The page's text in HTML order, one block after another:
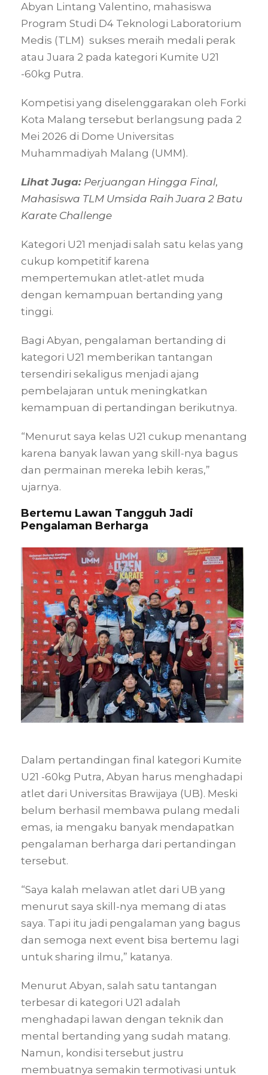
Abyan Lintang Valentino, mahasiswa
Program Studi D4 Teknologi Laboratorium
Medis (TLM) sukses meraih medali perak
atau Juara 2 pada kategori Kumite U21
-60kg Putra.
Kompetisi yang diselenggarakan oleh Forki
Kota Malang tersebut berlangsung pada 2
Mei 2026 di Dome Universitas
Muhammadiyah Malang (UMM).
Lihat Juga: Perjuangan Hingga Final,
Mahasiswa TLM Umsida Raih Juara 2 Batu
Karate Challenge
Kategori U21 menjadi salah satu kelas yang
cukup kompetitif karena
mempertemukan atlet-atlet muda
dengan kemampuan bertanding yang
tinggi.
Bagi Abyan, pengalaman bertanding di
kategori U21 memberikan tantangan
tersendiri sekaligus menjadi ajang
pembelajaran untuk meningkatkan
kemampuan di pertandingan berikutnya.
“Menurut saya kelas U21 cukup menantang
karena banyak lawan yang skill-nya bagus
dan permainan mereka lebih keras,”
ujarnya.
Bertemu Lawan Tangguh Jadi
Pengalaman Berharga
Dalam pertandingan final kategori Kumite
U21 -60kg Putra, Abyan harus menghadapi
atlet dari Universitas Brawijaya (UB). Meski
belum berhasil membawa pulang medali
emas, ia mengaku banyak mendapatkan
pengalaman berharga dari pertandingan
tersebut.
“Saya kalah melawan atlet dari UB yang
menurut saya skill-nya memang di atas
saya. Tapi itu jadi pengalaman yang bagus
dan semoga next event bisa bertemu lagi
untuk sharing ilmu,” katanya.
Menurut Abyan, salah satu tantangan
terbesar di kategori U21 adalah
menghadapi lawan dengan teknik dan
mental bertanding yang sudah matang.
Namun, kondisi tersebut justru
membuatnya semakin termotivasi untuk